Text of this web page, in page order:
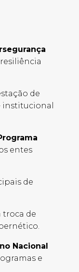
de
institucional
entes
de
troca de
Nacional
e